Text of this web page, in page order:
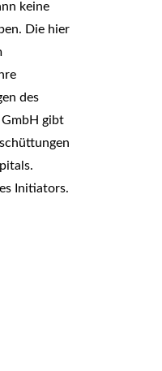
keine
Die hier
des
gibt
Initiators.